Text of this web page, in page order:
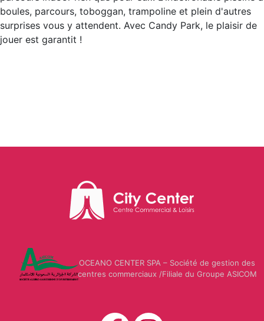
Make
up
Tech
Style
AGENCE
PHARM
Athlete’s
Foot
Vaquetillas
Waikiki
Vaquetillas
Us
Polo
Assn
TIME
GALLERY
Luxury
Kingdom
Donuts
TORNADO
boules, parcours, toboggan, trampoline et plein d'autres
surprises vous y attendent. Avec Candy Park, le plaisir de
jouer est garantit !
OCEANO CENTER SPA – Société de gestion des
centres commerciaux /Filiale du Groupe ASICOM